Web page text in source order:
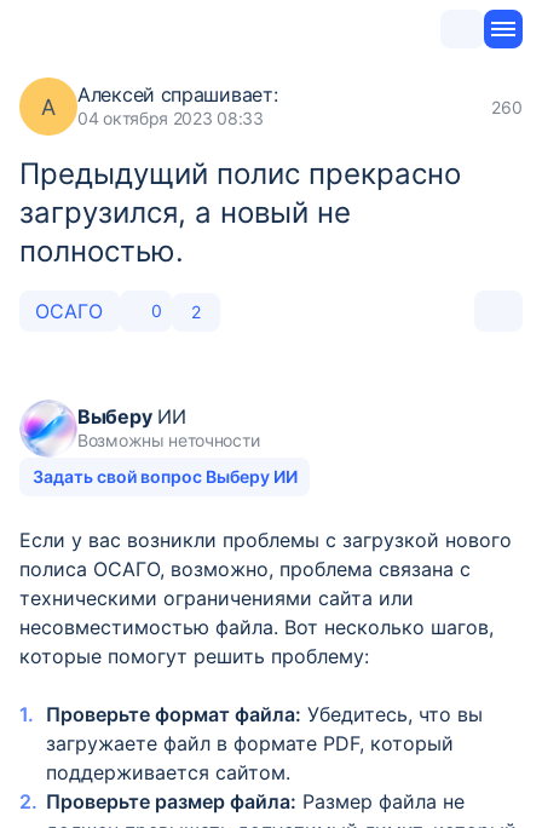
А Алексей спрашивает:
04 октября 2023 08:33
260
Предыдущий полис прекрасно
загрузился, а новый не
полностью.
ОСАГО 0 2
ВыберуИИ
Возможны неточности
Задать свой вопрос Выберу ИИ
Если у вас возникли проблемы с загрузкой нового
полиса ОСАГО, возможно, проблема связана с
техническими ограничениями сайта или
несовместимостью файла. Вот несколько шагов,
которые помогут решить проблему:
Проверьте формат файла: Убедитесь, что вы
загружаете файл в формате PDF, который
поддерживается сайтом.
Проверьте размер файла: Размер файла не